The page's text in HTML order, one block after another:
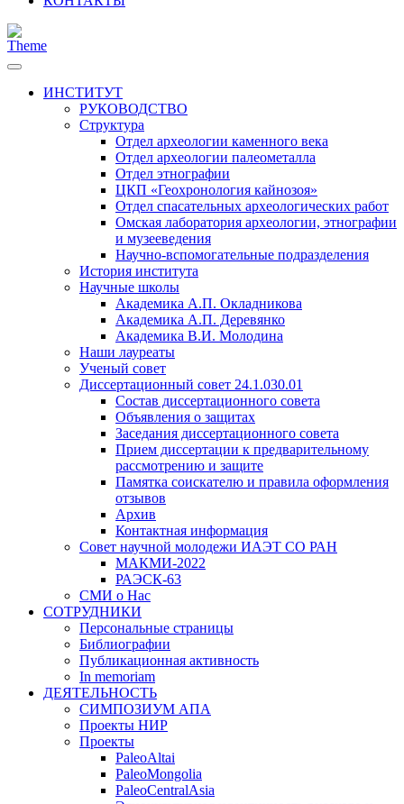
ИНСТИТУТ
РУКОВОДСТВО
Структура
Отдел археологии каменного века
Отдел археологии палеометалла
Отдел этнографии
ЦКП «Геохронология кайнозоя»
Отдел спасательных археологических работ
Омская лаборатория археологии, этнографии
и музееведения
Научно-вспомогательные подразделения
История института
Научные школы
Академика А.П. Окладникова
Академика А.П. Деревянко
Академика В.И. Молодина
Наши лауреаты
Ученый совет
Диссертационный совет 24.1.030.01
Состав диссертационного совета
Объявления о защитах
Заседания диссертационного совета
Прием диссертации к предварительному
рассмотрению и защите
Памятка соискателю и правила оформления
отзывов
Архив
Контактная информация
Совет научной молодежи ИАЭТ СО РАН
МАКМИ-2022
РАЭСК-63
СМИ о Нас
СОТРУДНИКИ
Персональные страницы
Библиографии
Публикационная активность
In memoriam
ДЕЯТЕЛЬНОСТЬ
СИМПОЗИУМ АПА
Проекты НИР
Проекты
PaleoAltai
PaleoMongolia
PaleoCentralAsia